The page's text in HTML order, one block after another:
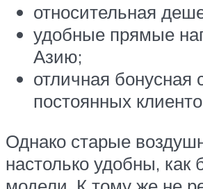
относительная
удобные прямые
Азию;
отличная бонусная
постоянных
Однако старые
настолько удобны, как